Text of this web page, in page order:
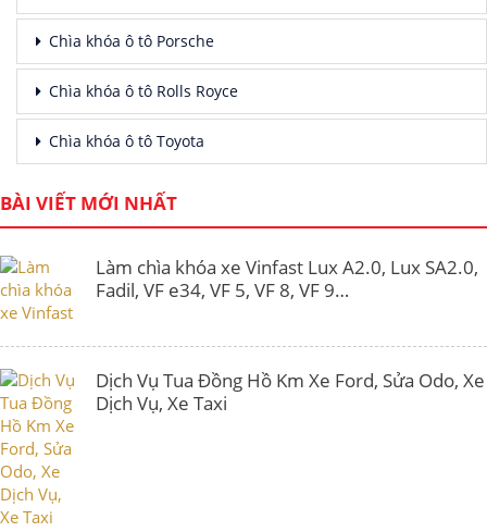
Chìa khóa ô tô Porsche
Chìa khóa ô tô Rolls Royce
Chìa khóa ô tô Toyota
BÀI VIẾT MỚI NHẤT
Làm chìa khóa xe Vinfast Lux A2.0, Lux SA2.0,
Fadil, VF e34, VF 5, VF 8, VF 9…
Dịch Vụ Tua Đồng Hồ Km Xe Ford, Sửa Odo, Xe
Dịch Vụ, Xe Taxi